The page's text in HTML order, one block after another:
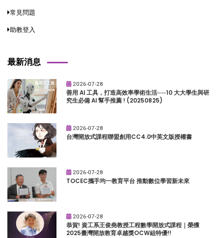
常見問題
助教登入
最新消息
2026-07-28
善用 AI 工具，打造高效率學術生活──10 大大學生與研
究生必備 AI 幫手推薦 ! (20250825)
2026-07-28
台灣開放式課程聯盟創用CC4.0中英文版授權書
2026-07-28
TOCEC攜手均一教育平台 推動數位學習新未來
2026-07-28
恭賀! 資工系王俊堯教授工程數學開放式課程｜榮獲
2025臺灣開放教育卓越獎OCW組特優!!